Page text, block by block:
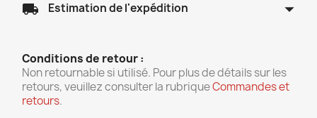
local_shipping Estimation de l'expédition arrow_drop_down
Conditions de retour :
Non retournable si utilisé. Pour plus de détails sur les
retours, veuillez consulter la rubriqueCommandes et
retours.